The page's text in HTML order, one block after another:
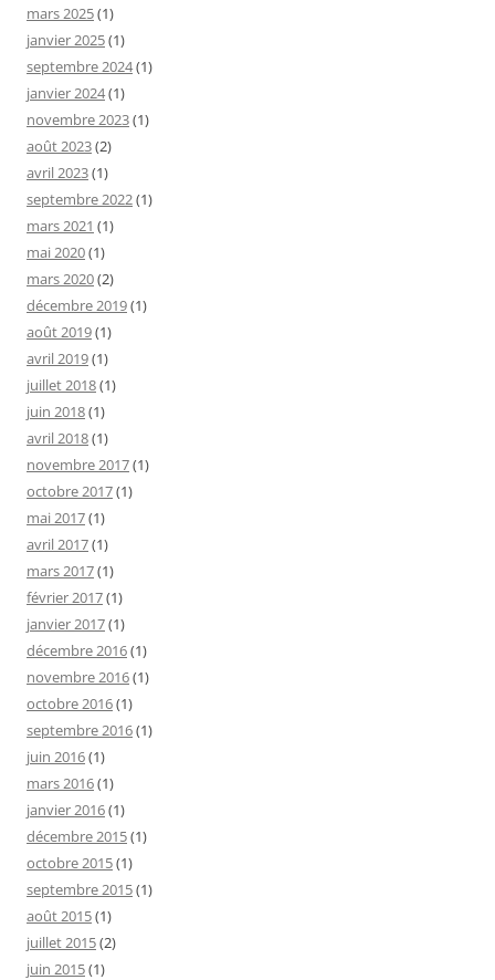
mars 2025(1)
janvier 2025(1)
septembre 2024(1)
janvier 2024(1)
novembre 2023(1)
août 2023(2)
avril 2023(1)
septembre 2022(1)
mars 2021 (1)
mai 2020(1)
mars 2020(2)
décembre 2019(1)
août 2019(1)
avril 2019(1)
juillet 2018(1)
juin 2018(1)
avril 2018(1)
novembre 2017(1)
octobre 2017(1)
mai 2017(1)
avril 2017(1)
mars 2017(1)
février 2017(1)
janvier 2017(1)
décembre 2016(1)
novembre 2016(1)
octobre 2016(1)
septembre 2016(1)
juin 2016(1)
mars 2016(1)
janvier 2016(1)
décembre 2015(1)
octobre 2015(1)
septembre 2015(1)
août 2015(1)
juillet 2015(2)
juin 2015(1)